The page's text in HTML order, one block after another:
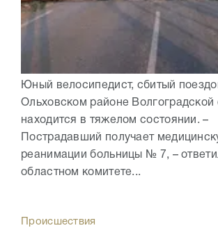
Юный велосипедист, сбитый
Ольховском районе Волгоградской
находится в тяжелом состоянии. –
Пострадавший получает
реанимации больницы № 7, –
областном комитете...
Происшествия